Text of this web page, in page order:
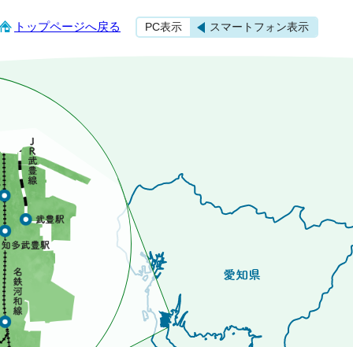
トップページへ戻る PC表示 スマートフォン表示